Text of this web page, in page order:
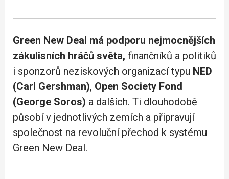
Green New Deal má podporu nejmocnějších
zákulisních hráčů světa, finančníků a politiků
i sponzorů neziskových organizací typu NED
(Carl Gershman), Open Society Fond
(George Soros) a dalších. Ti dlouhodobě
působí v jednotlivých zemích a připravují
společnost na revoluční přechod k systému
Green New Deal.